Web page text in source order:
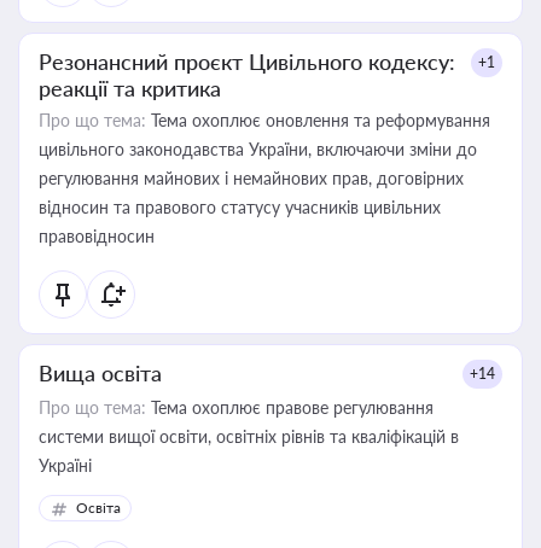
Резонансний проєкт Цивільного кодексу:
реакції та критика
+1
Про що тема: Тема охоплює оновлення та реформування
цивільного законодавства України, включаючи зміни до
регулювання майнових і немайнових прав, договірних
відносин та правового статусу учасників цивільних
правовідносин
Вища освіта +14
Про що тема: Тема охоплює правове регулювання
системи вищої освіти, освітніх рівнів та кваліфікацій в
Україні
Освіта